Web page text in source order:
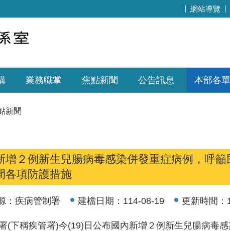
:::網站導覽
業務職掌 焦點新聞 公告訊息 本部各
新聞
增２例新生兒腸病毒感染併發重症病例，呼
各項防護措施
： 疾病管制署 建檔日期： 114-08-19 更新時間：
(下稱疾管署)今(19)日公布國內新增２例新生兒腸病毒